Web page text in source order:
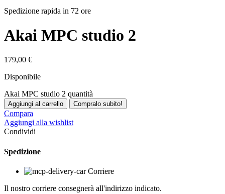
Spedizione rapida in 72 ore
Akai MPC studio 2
179,00 €
Disponibile
Akai MPC studio 2 quantità
Aggiungi al carrello Compralo subito!
Compara
Aggiungi alla wishlist
Condividi
Spedizione
Corriere
Il nostro corriere consegnerà all'indirizzo indicato.